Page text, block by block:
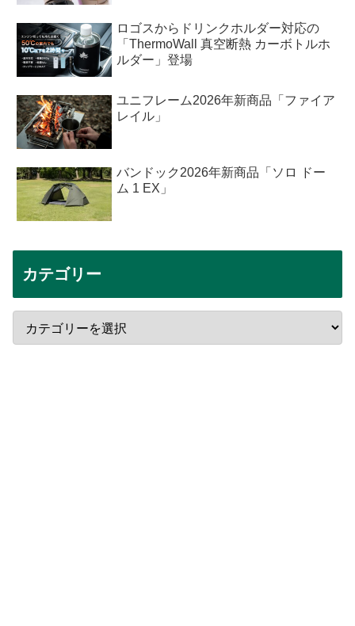
ロゴスからドリンクホルダー対応の
「ThermoWall 真空断熱 カーボトルホ
ルダー」登場
ユニフレーム2026年新商品「ファイア
レイル」
バンドック2026年新商品「ソロ ドー
ム 1 EX」
カテゴリー